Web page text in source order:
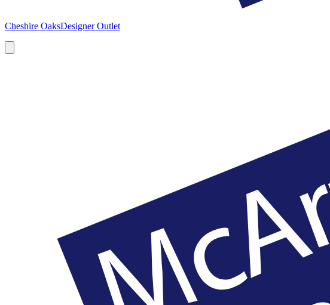
Cheshire OaksDesigner Outlet